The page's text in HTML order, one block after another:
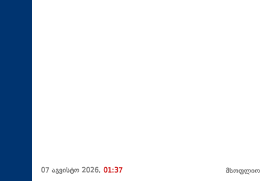
07 აგვისტო 2026, 01:37 მსოფლიო